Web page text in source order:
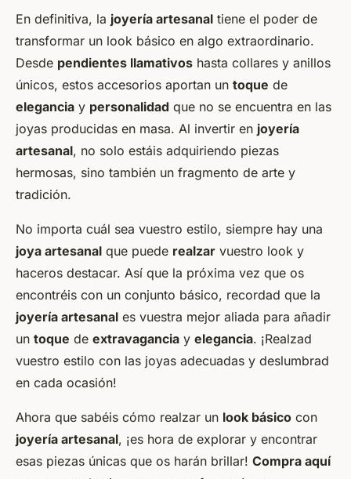
En definitiva, la joyería artesanal tiene el poder de
transformar un look básico en algo extraordinario.
Desde pendientes llamativos hasta collares y anillos
únicos, estos accesorios aportan un toque de
elegancia y personalidad que no se encuentra en las
joyas producidas en masa. Al invertir en joyería
artesanal, no solo estáis adquiriendo piezas
hermosas, sino también un fragmento de arte y
tradición.
No importa cuál sea vuestro estilo, siempre hay una
joya artesanal que puede realzar vuestro look y
haceros destacar. Así que la próxima vez que os
encontréis con un conjunto básico, recordad que la
joyería artesanal es vuestra mejor aliada para añadir
un toque de extravagancia y elegancia. ¡Realzad
vuestro estilo con las joyas adecuadas y deslumbrad
en cada ocasión!
Ahora que sabéis cómo realzar un look básico con
joyería artesanal, ¡es hora de explorar y encontrar
esas piezas únicas que os harán brillar! Compra aquí